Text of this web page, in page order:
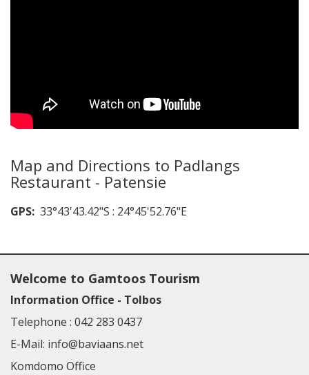
Map and Directions to Padlangs
Restaurant - Patensie
GPS: 33°43'43.42"S : 24°45'52.76"E
Welcome to Gamtoos Tourism
Information Office - Tolbos
Telephone : 042 283 0437
E-Mail: info@baviaans.net
Komdomo Office